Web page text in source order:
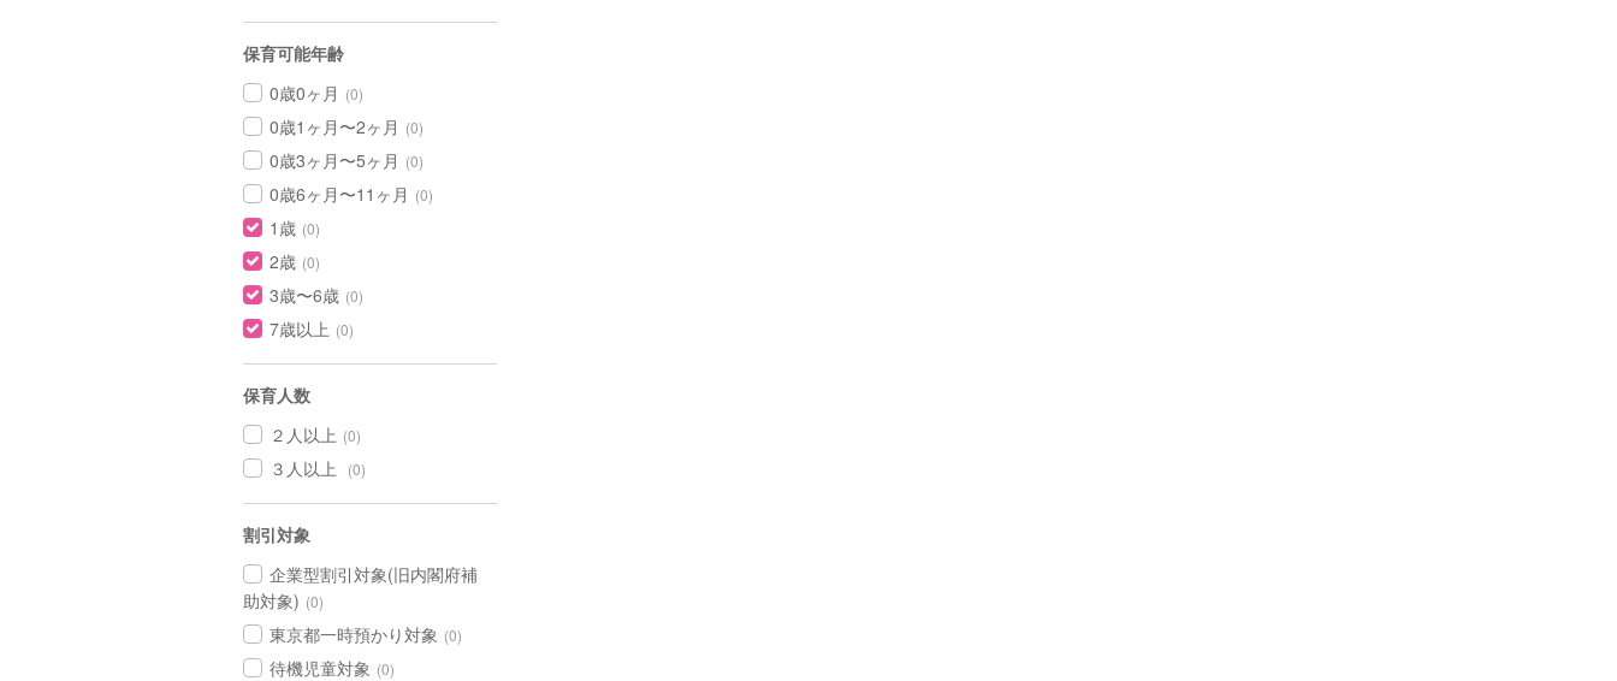
保育可能年齢
0歳0ヶ月 (0)
0歳1ヶ月〜2ヶ月 (0)
0歳3ヶ月〜5ヶ月 (0)
0歳6ヶ月〜11ヶ月 (0)
1歳 (0)
2歳 (0)
3歳〜6歳 (0)
7歳以上 (0)
保育人数
２人以上 (0)
３人以上 (0)
割引対象
企業型割引対象(旧内閣府補
助対象) (0)
東京都一時預かり対象 (0)
待機児童対象 (0)